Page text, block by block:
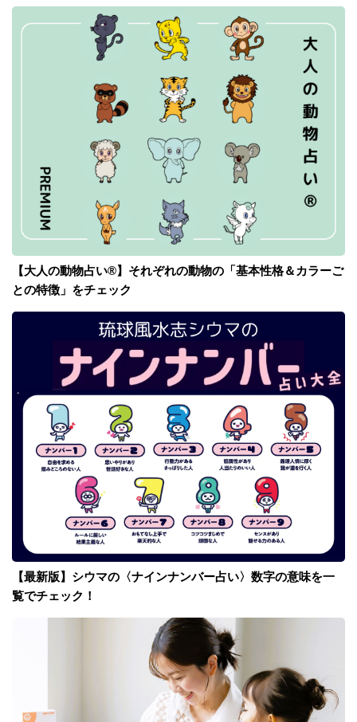
【大人の動物占い®】それぞれの動物の「基本性格＆カラーご
との特徴」をチェック
【最新版】シウマの〈ナインナンバー占い〉数字の意味を一
覧でチェック！